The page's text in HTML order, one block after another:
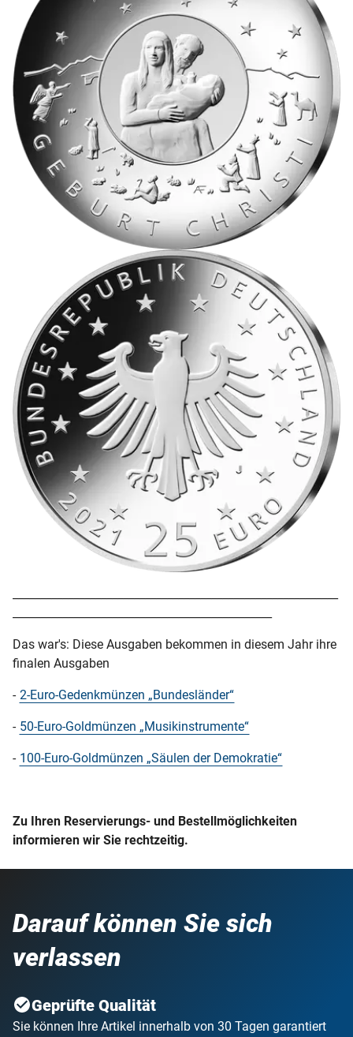
Das war's: Diese Ausgaben bekommen in diesem Jahr ihre
finalen Ausgaben
- 2-Euro-Gedenkmünzen „Bundesländer“
- 50-Euro-Goldmünzen „Musikinstrumente“
- 100-Euro-Goldmünzen „Säulen der Demokratie“
Zu Ihren Reservierungs- und Bestellmöglichkeiten
informieren wir Sie rechtzeitig.
Darauf können Sie sich
verlassen
Geprüfte Qualität
Sie können Ihre Artikel innerhalb von 30 Tagen garantiert